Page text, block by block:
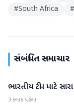
#South Africa #
સંબંધિત સમાચાર
રમતગમત
ભારતીય ટીમ માટે
3 કલાક પહેલા